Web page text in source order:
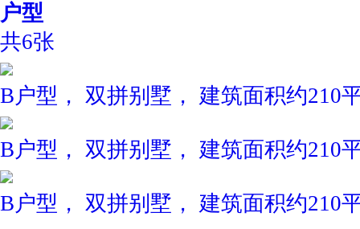
户型
共6张
B户型， 双拼别墅， 建筑面积约210
B户型， 双拼别墅， 建筑面积约210
B户型， 双拼别墅， 建筑面积约210